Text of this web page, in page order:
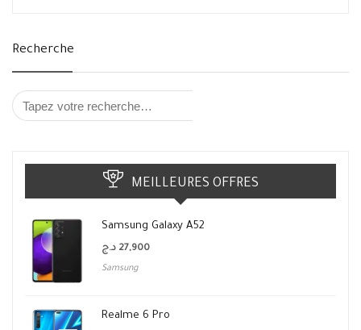
Recherche
MEILLEURES OFFRES
Samsung Galaxy A52
27,900 د.ج
Samsung
Realme 6 Pro